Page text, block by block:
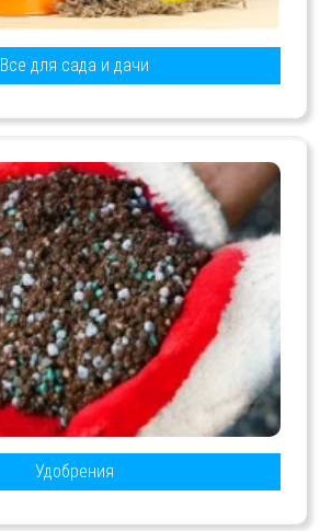
Все для сада и дачи
Удобрения